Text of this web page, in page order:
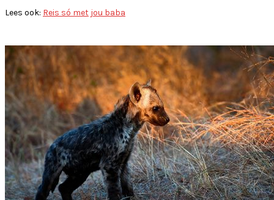
Lees ook: Reis só met jou baba